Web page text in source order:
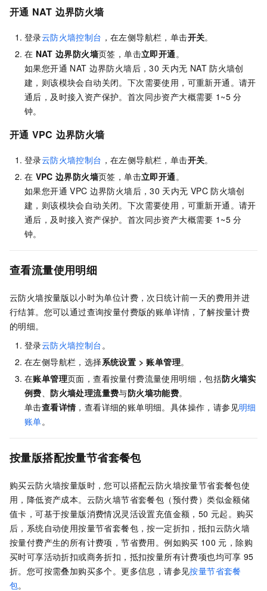
开通 NAT 边界防火墙
登录云防火墙控制台 ，在左侧导航栏，单击开关。
在 NAT 边界防火墙页签，单击立即开通。
如果您开通 NAT 边界防火墙后，30 天内无 NAT 防火墙创
建，则该模块会自动关闭。下次需要使用，可重新开通。请开
通后，及时接入资产保护。首次同步资产大概需要 1~5 分
钟。
开通 VPC 边界防火墙
登录云防火墙控制台 ，在左侧导航栏，单击开关。
在 VPC 边界防火墙页签，单击立即开通 。
如果您开通 VPC 边界防火墙后，30 天内无 VPC 防火墙创
建，则该模块会自动关闭。下次需要使用，可重新开通。请开
通后，及时接入资产保护。首次同步资产大概需要 1~5 分
钟。
查看流量使用明细
云防火墙按量版以小时为单位计费，次日统计前一天的费用并进
行结算。您可以通过查询按量付费版的账单详情，了解按量计费
的明细。
登录云防火墙控制台 。
在左侧导航栏，选择系统设置 > 账单管理。
在账单管理页面，查看按量付费流量使用明细，包括防火墙实
例费 、防火墙处理流量费与防火墙功能费。
单击查看详情，查看详细的账单明细。具体操作，请参见明细
账单。
按量版搭配按量节省套餐包
购买云防火墙按量版时，您可以搭配云防火墙按量节省套餐包使
用，降低资产成本。云防火墙节省套餐包（预付费）类似金额储
值卡，可基于按量版消费情况灵活设置充值金额， 50 元起。购买
后，系统自动使用按量节省套餐包，按一定折扣，抵扣云防火墙
按量付费产生的所有计费项，节省费用。例如购买 100 元 ，除购
买时可享活动折扣或商务折扣，抵扣按量所有计费项也均可享 95
折。您可按需叠加购买多个。更多信息，请参见按量节省套餐
包。